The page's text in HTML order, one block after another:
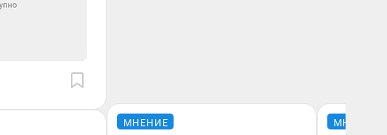
МНЕНИЕ МНЕНИЕ